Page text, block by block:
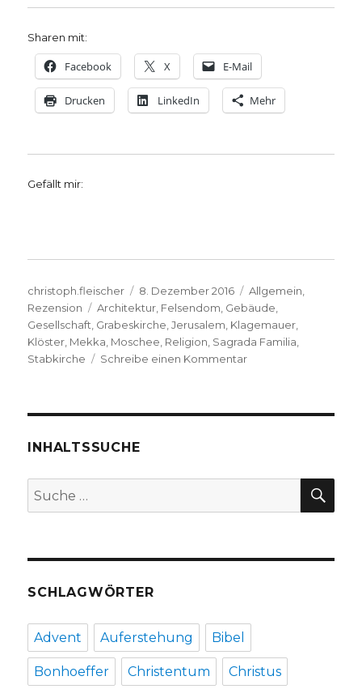
Sharen mit:
Facebook X E-Mail
Drucken LinkedIn Mehr
Gefällt mir:
Autor
christoph.fleischer
Veröffentlicht
am
8. Dezember 2016 Kategorien
Allgemein
Rezension
Schlagwörter
Architektur Felsendom Gebäude
Gesellschaft Grabeskirche ,Jerusalem Klagemauer
Klöster Mekka Moschee Religion Sagrada Familia
Stabkirche
Schreibe einen Kommentarzu
von
Fleischer,
INHALTSSUCHE
Suche
nach:
SCHLAGWÖRTER
Advent Auferstehung Bibel
Bonhoeffer Christentum Christus